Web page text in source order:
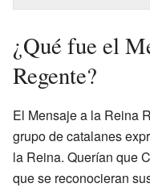
¿Qué fue el
Regente?
El Mensaje a la Reina
grupo de catalanes
la Reina. Querían que
que se reconocieran